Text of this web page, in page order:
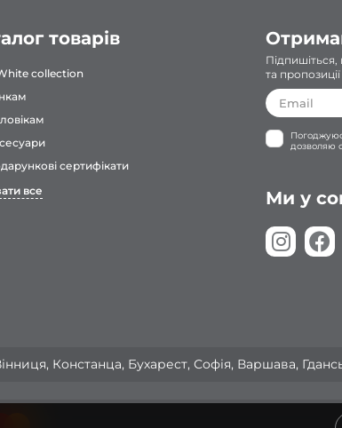
товарів
collection
сертифікати
все
та
дозволяю
Ми у
Констанца, Бухарест, Софія, Варшава,